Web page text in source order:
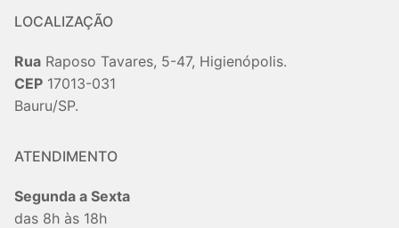
LOCALIZAÇÃO
Rua Raposo Tavares, 5-47, Higienópolis.
CEP 17013-031
Bauru/SP.
ATENDIMENTO
Segunda a Sexta
das 8h às 18h